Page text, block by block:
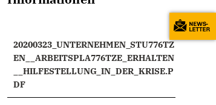
20200323_UNTERNEHMEN_STU776TZ
EN__ARBEITSPLA776TZE_ERHALTEN
__HILFESTELLUNG_IN_DER_KRISE.P
DF